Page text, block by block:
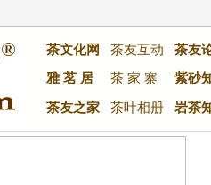
茶文化网 茶友互动
茶友
雅 茗 居
茶 家 寨 紫砂
茶友之家 茶叶相册 岩茶